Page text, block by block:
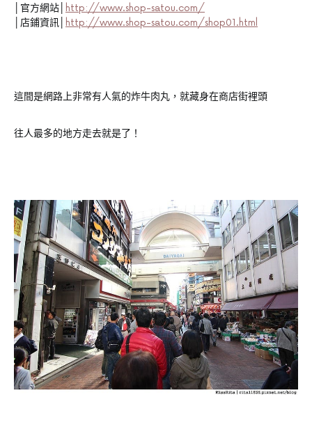
│官方網站│
http://www.shop-satou.com/
│店鋪資訊│
http://www.shop-satou.com/shop01.html
這間是網路上非常有人氣的炸牛肉丸，就藏身在商店街裡頭
往人最多的地方走去就是了！